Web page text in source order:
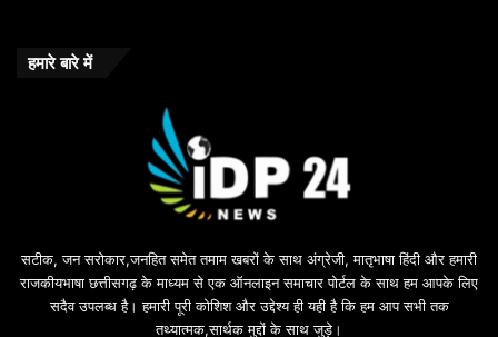
हमारे बारे में
सटीक, जन सरोकार,जनहित समेत तमाम खबरों के साथ अंग्रेजी, मातृभाषा हिंदी और हमारी
राजकीयभाषा छत्तीसगढ़ के माध्यम से एक ऑनलाइन समाचार पोर्टल के साथ हम आपके लिए
सदैव उपलब्ध है। हमारी पूरी कोशिश और उद्देश्य ही यही है कि हम आप सभी तक
तथ्यात्मक,सार्थक मुद्दों के साथ जुड़े।